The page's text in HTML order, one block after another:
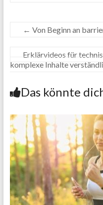
← Von Beginn an
Erklärvideos für
komplexe Inhalte
Das könnte